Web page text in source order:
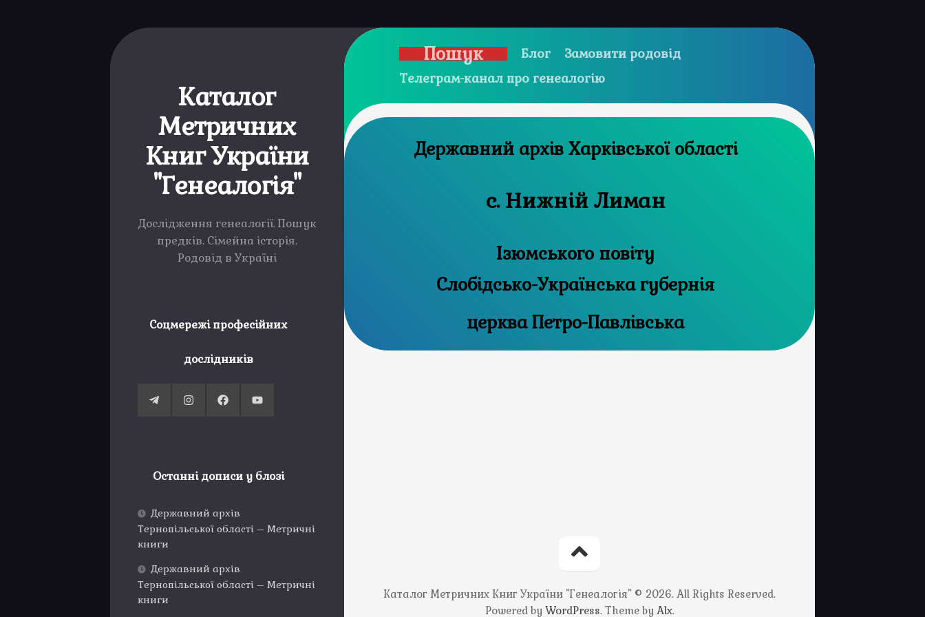
Каталог
Метричних
Книг України
"Генеалогія"
Дослідження генеалогії. Пошук
предків. Сімейна історія.
Родовід в Україні
Соцмережі професійних
дослідників
Останні дописи у блозі
Державний архів
Тернопільської області – Метричні
книги
Державний архів
Тернопільської області – Метричні
книги
Пошук Блог
Замовити родовід
Телеграм-канал про генеалогію
Державний архів Харківської області
с. Нижній Лиман
Ізюмського повіту
Слобідсько-Українська губернія
церква Петро-Павлівська
Каталог Метричних Книг України "Генеалогія" © 2026. All Rights Reserved.
Powered by WordPress. Theme by Alx.